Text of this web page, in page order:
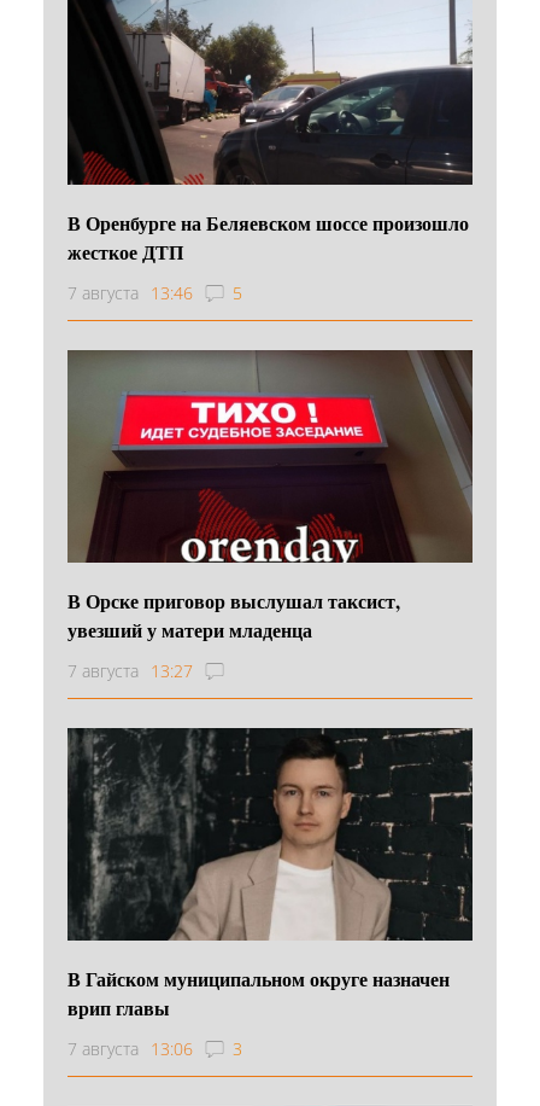
В Оренбурге на Беляевском шоссе произошло
жесткое ДТП
7 августа 13:46 5
В Орске приговор выслушал таксист,
увезший у матери младенца
7 августа 13:27
В Гайском муниципальном округе назначен
врип главы
7 августа 13:06 3